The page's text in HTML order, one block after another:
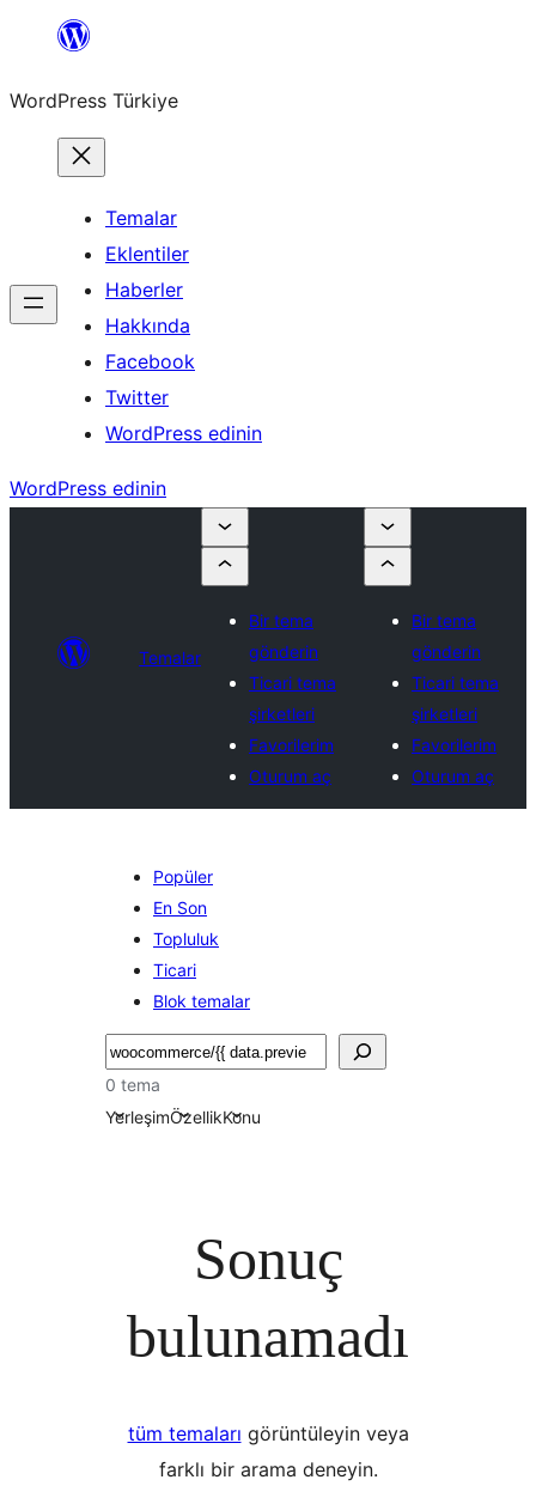
İçeriğe
WordPress Türkiye
Temalar
Eklentiler
Haberler
Hakkında
Facebook
Twitter
WordPress edinin
WordPress edinin
Temalar
Bir tema
gönderin
Ticari tema
şirketleri
Favorilerim
Oturum aç
Bir tema
gönderin
Ticari tema
şirketleri
Favorilerim
Oturum aç
Popüler
En Son
Topluluk
Ticari
Blok temalar
Ara
0 tema
YerleşimÖzellikKonu
Sonuç
bulunamadı
tüm temaları görüntüleyin veya
farklı bir arama deneyin.